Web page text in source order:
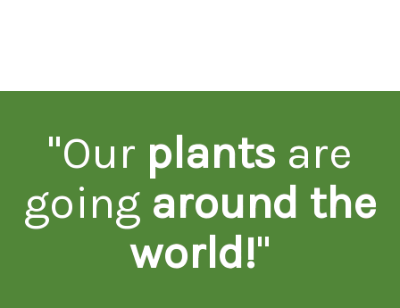
"Our plants are
going around the
world!"